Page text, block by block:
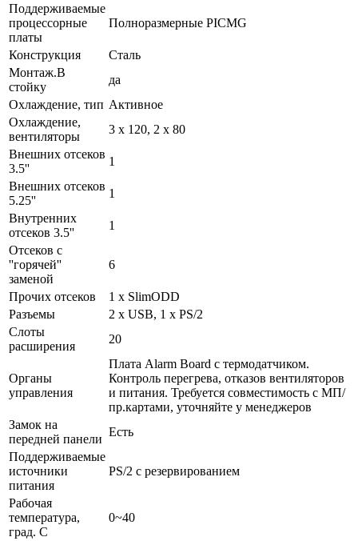
Поддерживаемые
процессорные
платы
Полноразмерные PICMG
Конструкция
Сталь
Монтаж.В
стойку
да
Охлаждение, тип Активное
Охлаждение,
вентиляторы
3 x 120, 2 x 80
Внешних отсеков
3.5''
1
Внешних отсеков
5.25''
1
Внутренних
отсеков 3.5''
1
Отсеков с
''горячей''
заменой
6
Прочих отсеков
1 x SlimODD
Разъемы
2 x USB, 1 x PS/2
Слоты
расширения
20
Органы
управления
Плата Alarm Board с термодатчиком.
Контроль перегрева, отказов вентиляторов
и питания. Требуется совместимость с МП/
пр.картами, уточняйте у менеджеров
Замок на
передней панели
Есть
Поддерживаемые
источники
питания
PS/2 с резервированием
Рабочая
температура,
град. C
0~40